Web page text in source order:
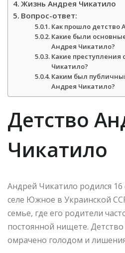
Жизнь Андрея Чикатило
Вопрос-ответ:
Как прошло детство
Какие были
Андрея Чикатило?
Какие
Чикатило?
Каким был
Андрея Чикатило?
Детство
Чикатило
Андрей Чикатило родился 16
селе Южное в Украинской
семье, где его родители
постоянной нищете.
омрачено голодом и